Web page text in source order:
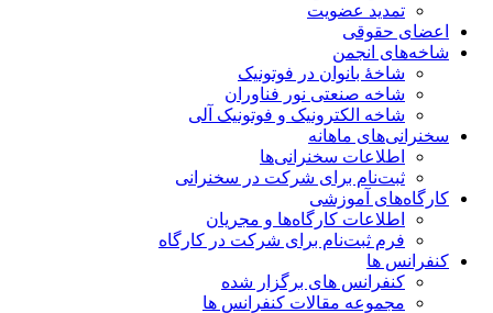
تمدید عضویت
اعضای حقوقی
شاخه‌های انجمن
شاخۀ بانوان در فوتونیک
شاخه صنعتی نور فناوران
شاخه‌ الکترونیک و فوتونیک آلی
سخنرانی‌های ماهانه
اطلاعات سخنرانی‌‌ها
ثبت‌نام برای شرکت در سخنرانی
کارگاه‌های آموزشی
اطلاعات کارگاه‌ها و مجریان
فرم ثبت‌نام برای شرکت در کارگاه
کنفرانس ها
کنفرانس های برگزار شده
مجموعه مقالات کنفرانس ها